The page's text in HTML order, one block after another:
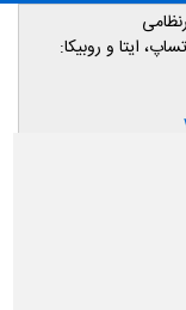
ایتا و روبیکا: